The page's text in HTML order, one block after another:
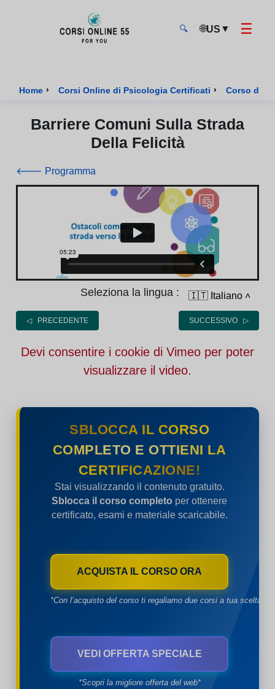
🔍 🌐US ▼ ☰
Home › Corsi Online di Psicologia Certificati › Corso di
Barriere Comuni Sulla Strada
Della Felicità
🡐 Programma
Seleziona la lingua : 🇮🇹 Italiano ˄
◁ PRECEDENTE SUCCESSIVO ▷
Devi consentire i cookie di Vimeo per poter
visualizzare il video.
SBLOCCA IL CORSO
COMPLETO E OTTIENI LA
CERTIFICAZIONE!
Stai visualizzando il contenuto gratuito.
Sblocca il corso completo per ottenere
certificato, esami e materiale scaricabile.
ACQUISTA IL CORSO ORA
*Con l’acquisto del corso ti regaliamo due corsi a tua scelta*
VEDI OFFERTA SPECIALE
*Scopri la migliore offerta del web*